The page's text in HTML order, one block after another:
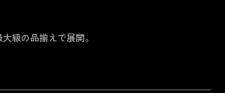
級の品揃えで展開。